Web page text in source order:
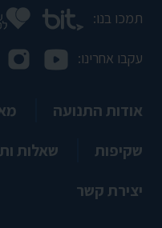
תמכו בנו:
עקבו אחרינו:
אודות התנועה
שקיפות
שאלות
יצירת קשר